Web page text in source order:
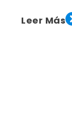
Leer Más